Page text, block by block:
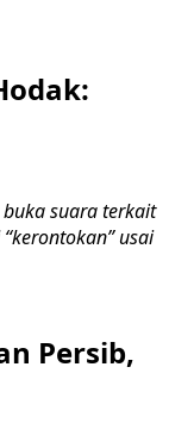
buka suara terkait
usai
Persib,